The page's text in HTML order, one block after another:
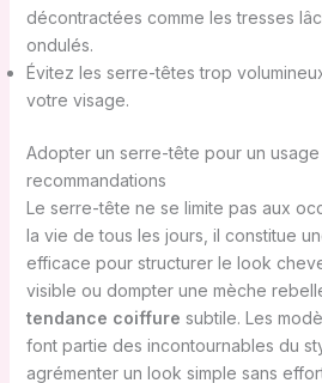
décontractées comme les tresses
ondulés.
Évitez les serre-têtes trop
votre visage.
Adopter un serre-tête pour un
recommandations
Le serre-tête ne se limite pas aux
la vie de tous les jours, il constitue
efficace pour structurer le look
visible ou dompter une mèche
tendance coiffure subtile. Les
font partie des incontournables du
agrémenter un look simple sans